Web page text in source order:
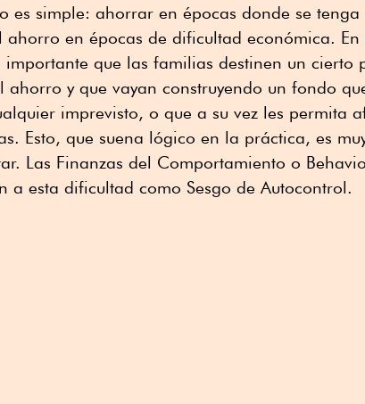
es simple: ahorrar en épocas donde se
ahorro en épocas de dificultad económica.
importante que las familias destinen un cierto
ahorro y que vayan construyendo un fondo
imprevisto, o que a su vez les permita
Esto, que suena lógico en la práctica, es
Las Finanzas del Comportamiento o
a esta dificultad como Sesgo de Autocontrol.